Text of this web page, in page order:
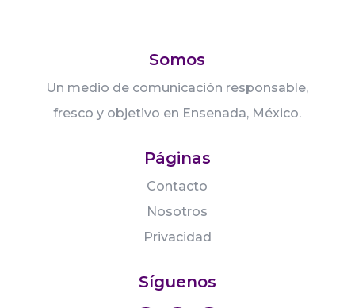
Somos
Un medio de comunicación responsable,
fresco y objetivo en Ensenada, México.
Páginas
Contacto
Nosotros
Privacidad
Síguenos